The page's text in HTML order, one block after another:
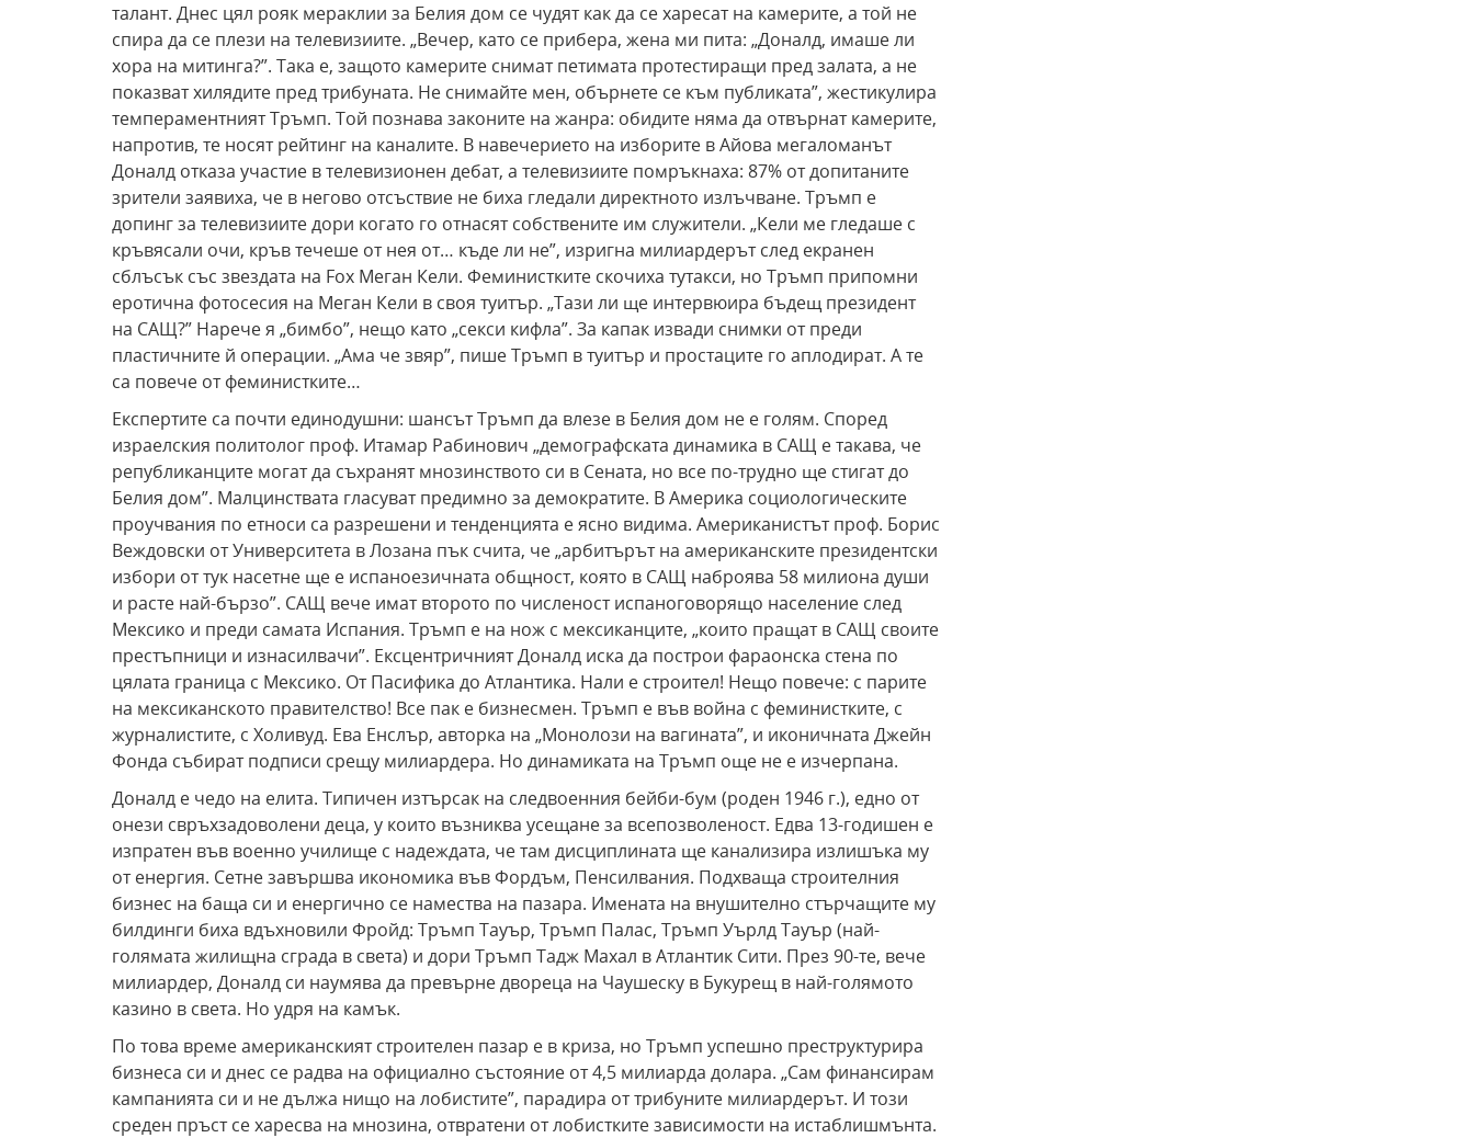
талант. Днес цял рояк мераклии за Белия дом се чудят как да се харесат на камерите, а той не
спира да се плези на телевизиите. „Вечер, като се прибера, жена ми пита: „Доналд, имаше ли
хора на митинга?”. Така е, защото камерите снимат петимата протестиращи пред залата, а не
показват хилядите пред трибуната. Не снимайте мен, обърнете се към публиката”, жестикулира
темпераментният Тръмп. Той познава законите на жанра: обидите няма да отвърнат камерите,
напротив, те носят рейтинг на каналите. В навечерието на изборите в Айова мегаломанът
Доналд отказа участие в телевизионен дебат, а телевизиите помръкнаха: 87% от допитаните
зрители заявиха, че в негово отсъствие не биха гледали директното излъчване. Тръмп е
допинг за телевизиите дори когато го отнасят собствените им служители. „Кели ме гледаше с
кръвясали очи, кръв течеше от нея от… къде ли не”, изригна милиардерът след екранен
сблъсък със звездата на Fox Меган Кели. Феминистките скочиха тутакси, но Тръмп припомни
еротична фотосесия на Меган Кели в своя туитър. „Тази ли ще интервюира бъдещ президент
на САЩ?” Нарече я „бимбо”, нещо като „секси кифла”. За капак извади снимки от преди
пластичните й операции. „Ама че звяр”, пише Тръмп в туитър и простаците го аплодират. А те
са повече от феминистките…
Експертите са почти единодушни: шансът Тръмп да влезе в Белия дом не е голям. Според
израелския политолог проф. Итамар Рабинович „демографската динамика в САЩ е такава, че
републиканците могат да съхранят мнозинството си в Сената, но все по-трудно ще стигат до
Белия дом”. Малцинствата гласуват предимно за демократите. В Америка социологическите
проучвания по етноси са разрешени и тенденцията е ясно видима. Американистът проф. Борис
Веждовски от Университета в Лозана пък счита, че „арбитърът на американските президентски
избори от тук насетне ще е испаноезичната общност, която в САЩ наброява 58 милиона души
и расте най-бързо”. САЩ вече имат второто по численост испаноговорящо население след
Мексико и преди самата Испания. Тръмп е на нож с мексиканците, „които пращат в САЩ своите
престъпници и изнасилвачи”. Ексцентричният Доналд иска да построи фараонска стена по
цялата граница с Мексико. От Пасифика до Атлантика. Нали е строител! Нещо повече: с парите
на мексиканското правителство! Все пак е бизнесмен. Тръмп е във война с феминистките, с
журналистите, с Холивуд. Ева Енслър, авторка на „Монолози на вагината”, и иконичната Джейн
Фонда събират подписи срещу милиардера. Но динамиката на Тръмп още не е изчерпана.
Доналд е чедо на елита. Типичен изтърсак на следвоенния бейби-бум (роден 1946 г.), едно от
онези свръхзадоволени деца, у които възниква усещане за всепозволеност. Едва 13-годишен е
изпратен във военно училище с надеждата, че там дисциплината ще канализира излишъка му
от енергия. Сетне завършва икономика във Фордъм, Пенсилвания. Подхваща строителния
бизнес на баща си и енергично се намества на пазара. Имената на внушително стърчащите му
билдинги биха вдъхновили Фройд: Тръмп Тауър, Тръмп Палас, Тръмп Уърлд Тауър (най-
голямата жилищна сграда в света) и дори Тръмп Тадж Махал в Атлантик Сити. През 90-те, вече
милиардер, Доналд си наумява да превърне двореца на Чаушеску в Букурещ в най-голямото
казино в света. Но удря на камък.
По това време американският строителен пазар е в криза, но Тръмп успешно преструктурира
бизнеса си и днес се радва на официално състояние от 4,5 милиарда долара. „Сам финансирам
кампанията си и не дължа нищо на лобистите”, парадира от трибуните милиардерът. И този
среден пръст се харесва на мнозина, отвратени от лобистките зависимости на истаблишмънта.